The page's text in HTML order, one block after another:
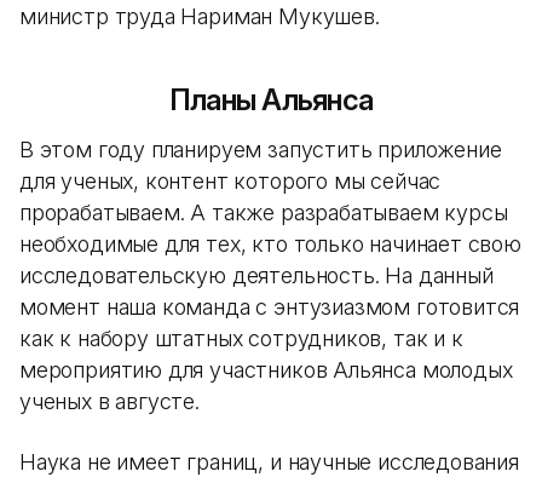
министр труда Нариман Мукушев.
Планы Альянса
В этом году планируем запустить приложение
для ученых, контент которого мы сейчас
прорабатываем. А также разрабатываем курсы
необходимые для тех, кто только начинает свою
исследовательскую деятельность. На данный
момент наша команда с энтузиазмом готовится
как к набору штатных сотрудников, так и к
мероприятию для участников Альянса молодых
ученых в августе.
Наука не имеет границ, и научные исследования